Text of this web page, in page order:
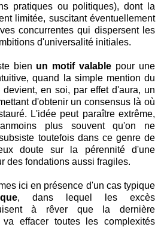
pratiques ou politiques), dont la
limitée, suscitant éventuellement
concurrentes qui dispersent les
d'universalité initiales.
bien un motif valable pour une
quand la simple mention du
en soi, par effet d'aura, un
d'obtenir un consensus là où
L'idée peut paraître extrême,
plus souvent qu'on ne
toutefois dans ce genre de
doute sur la pérennité d'une
des fondations aussi fragiles.
ici en présence d'un cas typique
, dans lequel les excès
à rêver que la dernière
effacer toutes les complexités